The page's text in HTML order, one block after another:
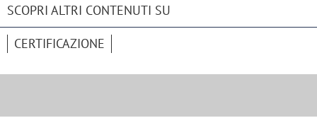
SCOPRI ALTRI CONTENUTI SU
CERTIFICAZIONE